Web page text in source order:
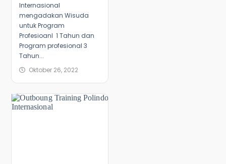
Internasional
mengadakan Wisuda
untuk Program
Profesioanl 1 Tahun dan
Program profesional 3
Tahun...
Oktober 26, 2022